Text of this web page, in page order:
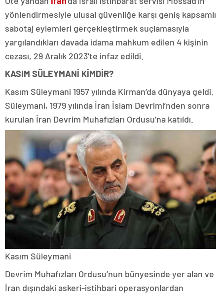
yönlendirmesiyle ulusal güvenliğe karşı geniş kapsamlı
sabotaj eylemleri gerçekleştirmek suçlamasıyla
yargılandıkları davada idama mahkum edilen 4 kişinin
cezası, 29 Aralık 2023’te infaz edildi.
KASIM SÜLEYMANİ KİMDİR?
Kasım Süleymani 1957 yılında Kirman’da dünyaya geldi.
Süleymani, 1979 yılında İran İslam Devrimi’nden sonra
kurulan İran Devrim Muhafızları Ordusu’na katıldı.
Kasım Süleymani
Devrim Muhafızları Ordusu’nun bünyesinde yer alan ve
İran dışındaki askeri-istihbari operasyonlardan